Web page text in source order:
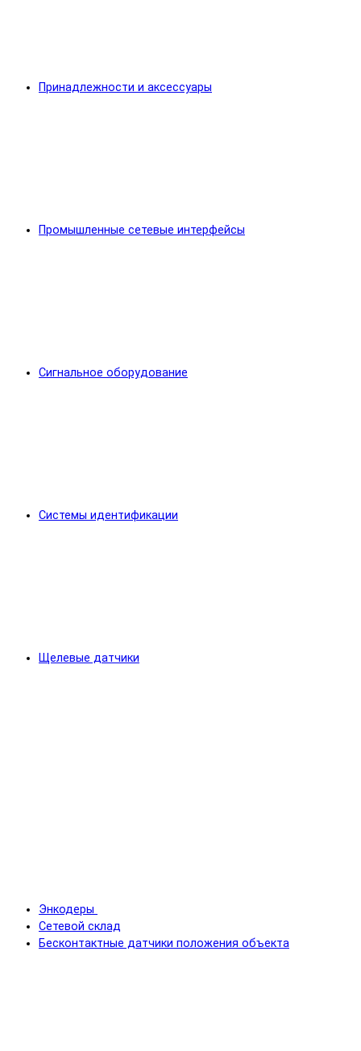
Принадлежности и аксессуары
Промышленные сетевые интерфейсы
Сигнальное оборудование
Системы идентификации
Щелевые датчики
Энкодеры
Сетевой склад
Бесконтактные датчики положения объекта